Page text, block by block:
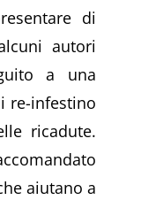
di
autori
a una
re-infestino
ricadute.
aiutano a